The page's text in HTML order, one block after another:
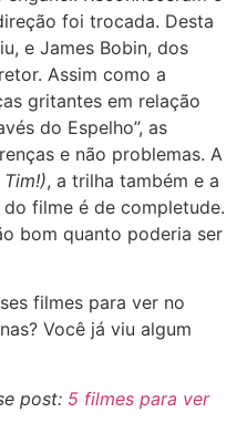
foi trocada. Desta
e James Bobin, dos
Assim como a
gritantes em relação
do Espelho”, as
e não problemas. A
, a trilha também e a
filme é de completude.
bom quanto poderia ser
filmes para ver no
Você já viu algum
post: 5 filmes para ver